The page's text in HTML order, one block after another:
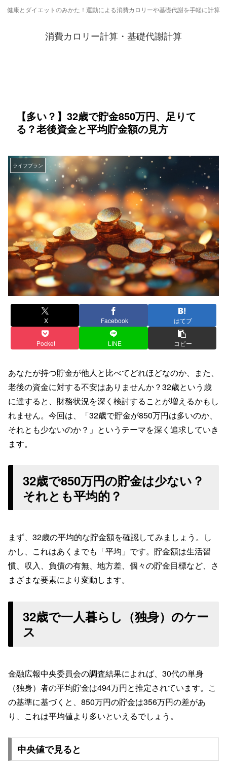
健康とダイエットのみかた！運動による消費カロリーや基礎代謝を手軽に計算
消費カロリー計算・基礎代謝計算
【多い？】32歳で貯金850万円、足りて
る？老後資金と平均貯金額の見方
ライフプラン
X Facebook はてブ
Pocket LINE コピー
あなたが持つ貯金が他人と比べてどれほどなのか、また、
老後の資金に対する不安はありませんか？32歳という歳
に達すると、財務状況を深く検討することが増えるかもし
れません。今回は、「32歳で貯金が850万円は多いのか、
それとも少ないのか？」というテーマを深く追求していき
ます。
32歳で850万円の貯金は少ない？
それとも平均的？
まず、32歳の平均的な貯金額を確認してみましょう。し
かし、これはあくまでも「平均」です。貯金額は生活習
慣、収入、負債の有無、地方差、個々の貯金目標など、さ
まざまな要素により変動します。
32歳で一人暮らし（独身）のケー
ス
金融広報中央委員会の調査結果によれば、30代の単身
（独身）者の平均貯金は494万円と推定されています。こ
の基準に基づくと、850万円の貯金は356万円の差があ
り、これは平均値より多いといえるでしょう。
中央値で見ると